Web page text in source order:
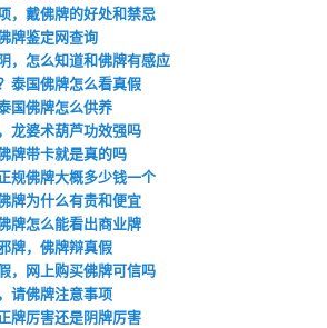
，戴佛牌的好处和禁忌
牌鉴定网查询
，怎么知道和佛牌有感应
泰国佛牌怎么看真假
国佛牌怎么供养
龙婆术葫芦功效强吗
牌带卡就是真的吗
规佛牌大概多少钱一个
牌为什么有贵和便宜
牌怎么能看出商业牌
牌，佛牌辩真假
，网上购买佛牌可信吗
请佛牌注意事项
牌厉害还是阴牌厉害